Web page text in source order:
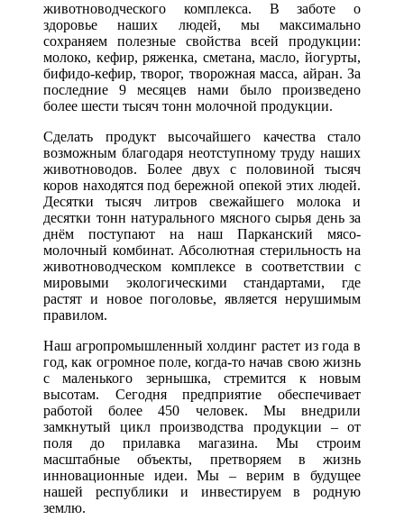
животноводческого комплекса. В заботе о
здоровье наших людей, мы максимально
сохраняем полезные свойства всей продукции:
молоко, кефир, ряженка, сметана, масло, йогурты,
бифидо-кефир, творог, творожная масса, айран. За
последние 9 месяцев нами было произведено
более шести тысяч тонн молочной продукции.
Сделать продукт высочайшего качества стало
возможным благодаря неотступному труду наших
животноводов. Более двух с половиной тысяч
коров находятся под бережной опекой этих людей.
Десятки тысяч литров свежайшего молока и
десятки тонн натурального мясного сырья день за
днём поступают на наш Парканский мясо-
молочный комбинат. Абсолютная стерильность на
животноводческом комплексе в соответствии с
мировыми экологическими стандартами, где
растят и новое поголовье, является нерушимым
правилом.
Наш агропромышленный холдинг растет из года в
год, как огромное поле, когда-то начав свою жизнь
с маленького зернышка, стремится к новым
высотам. Сегодня предприятие обеспечивает
работой более 450 человек. Мы внедрили
замкнутый цикл производства продукции – от
поля до прилавка магазина. Мы строим
масштабные объекты, претворяем в жизнь
инновационные идеи. Мы – верим в будущее
нашей республики и инвестируем в родную
землю.